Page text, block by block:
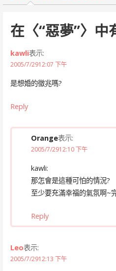
覽
在〈“惡夢”〉中
kawli表示:
2005/7/2912:07 下午
是想婚的徵兆嗎?
Reply
Orange表示:
2005/7/2912:10 下午
kawli:
那怎會是這種可怕的情況?
至少要充滿幸福的氣氛啊~
Reply
Leo表示:
2005/7/2912:13 下午